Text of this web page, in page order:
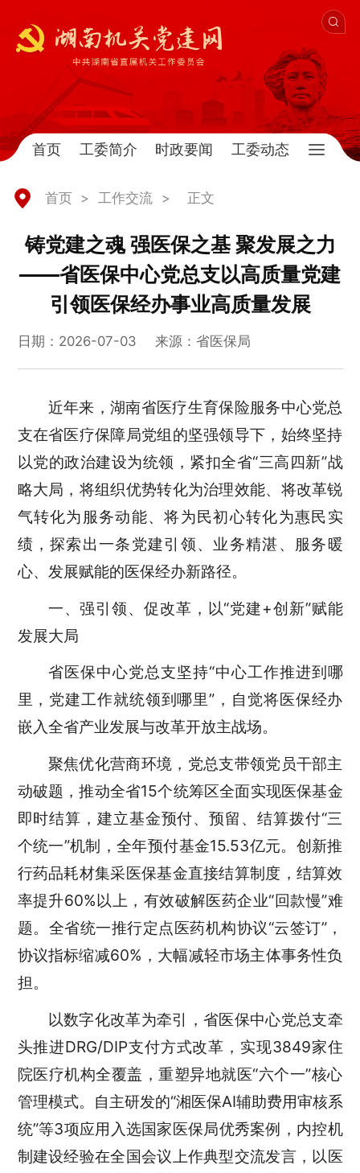
首页 工委简介 时政要闻 工委动态
首页 > 工作交流 > 正文
铸党建之魂 强医保之基 聚发展之力
——省医保中心党总支以高质量党建
引领医保经办事业高质量发展
日期：2026-07-03 来源：省医保局
近年来，湖南省医疗生育保险服务中心党总
支在省医疗保障局党组的坚强领导下，始终坚持
以党的政治建设为统领，紧扣全省“三高四新”战
略大局，将组织优势转化为治理效能、将改革锐
气转化为服务动能、将为民初心转化为惠民实
绩，探索出一条党建引领、业务精湛、服务暖
心、发展赋能的医保经办新路径。
一、强引领、促改革，以“党建+创新”赋能
发展大局
省医保中心党总支坚持“中心工作推进到哪
里，党建工作就统领到哪里”，自觉将医保经办
嵌入全省产业发展与改革开放主战场。
聚焦优化营商环境，党总支带领党员干部主
动破题，推动全省15个统筹区全面实现医保基金
即时结算，建立基金预付、预留、结算拨付“三
个统一”机制，全年预付基金15.53亿元。创新推
行药品耗材集采医保基金直接结算制度，结算效
率提升60%以上，有效破解医药企业“回款慢”难
题。全省统一推行定点医药机构协议“云签订”，
协议指标缩减60%，大幅减轻市场主体事务性负
担。
以数字化改革为牵引， 省医保中心党总支牵
头推进DRG/DIP支付方式改革，实现3849家住
院医疗机构全覆盖，重塑异地就医“六个一”核心
管理模式。自主研发的“湘医保AI辅助费用审核系
统”等3项应用入选国家医保局优秀案例，内控机
制建设经验在全国会议上作典型交流发言，以医